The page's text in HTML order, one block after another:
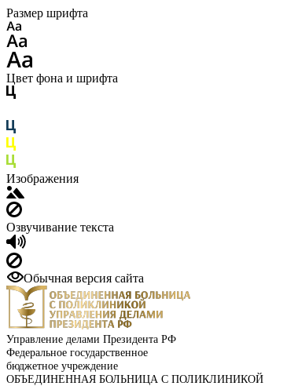
Размер шрифта
Цвет фона и шрифта
Изображения
Озвучивание текста
Обычная версия сайта
Управление делами Президента РФ
Федеральное государственное
бюджетное учреждение
ОБЪЕДИНЕННАЯ БОЛЬНИЦА С ПОЛИКЛИНИКОЙ